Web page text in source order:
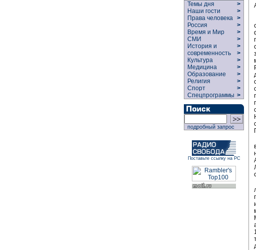
Темы дня
>
Наши гости
>
Права человека >
Россия
>
Время и Мир
>
СМИ
>
История и
современность
>
>
Культура
>
Медицина
>
Образование
>
Религия
>
Спорт
>
Спецпрограммы >
подробный запрос
Поставьте ссылку на РС